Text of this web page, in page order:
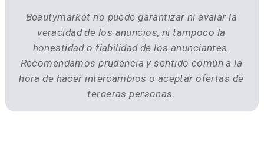
Beautymarket no puede garantizar ni avalar la
veracidad de los anuncios, ni tampoco la
honestidad o fiabilidad de los anunciantes.
Recomendamos prudencia y sentido común a la
hora de hacer intercambios o aceptar ofertas de
terceras personas.